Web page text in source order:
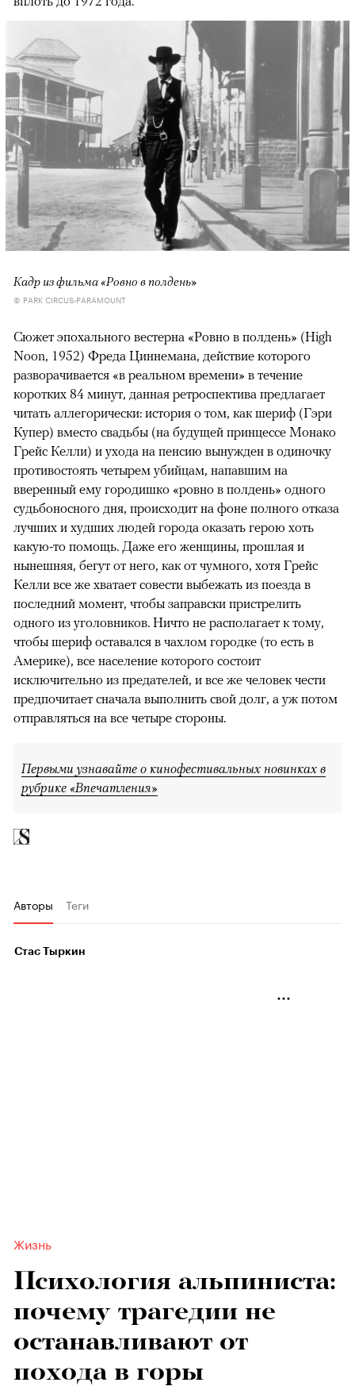
Кадр из фильма «Ровно в полдень»
© PARK CIRCUS-PARAMOUNT
Сюжет эпохального вестерна «Ровно в полдень» (High
Noon, 1952) Фреда Циннемана, действие которого
разворачивается «в реальном времени» в течение
коротких 84 минут, данная ретроспектива предлагает
читать аллегорически: история о том, как шериф (Гэри
Купер) вместо свадьбы (на будущей принцессе Монако
Грейс Келли) и ухода на пенсию вынужден в одиночку
противостоять четырем убийцам, напавшим на
вверенный ему городишко «ровно в полдень» одного
судьбоносного дня, происходит на фоне полного отказа
лучших и худших людей города оказать герою хоть
какую-то помощь. Даже его женщины, прошлая и
нынешняя, бегут от него, как от чумного, хотя Грейс
Келли все же хватает совести выбежать из поезда в
последний момент, чтобы заправски пристрелить
одного из уголовников. Ничто не располагает к тому,
чтобы шериф оставался в чахлом городке (то есть в
Америке), все население которого состоит
исключительно из предателей, и все же человек чести
предпочитает сначала выполнить свой долг, а уж потом
отправляться на все четыре стороны.
Первыми узнавайте о кинофестивальных новинках в
рубрике «Впечатления»
Авторы Теги
Стас Тыркин
Жизнь
Психология альпиниста:
почему трагедии не
останавливают от
похода в горы